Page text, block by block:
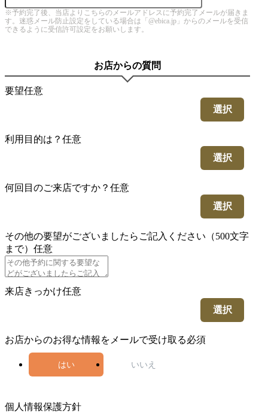
※予約完了後、当店よりこちらのメールアドレスに予約完了メールが届きま
す。迷惑メール防止設定をしている場合は「@ebica.jp」からのメールを受信
できるように受信許可設定をお願いします。
お店からの質問
要望任意
選択
利用目的は？ 任意
選択
何回目のご来店ですか？ 任意
選択
その他の要望がございましたらご記入ください（500文字
まで） 任意
来店きっかけ任意
選択
お店からのお得な情報をメールで受け取る必須
はい いいえ
個人情報保護方針